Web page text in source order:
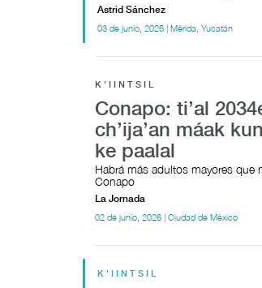
Astrid Sánchez
03 de junio, 2026 | Mérida, Yucatán
K'IINTSIL
Conapo: ti’al
ch’ija’an máak
ke paalal
Habrá más adultos mayores que
Conapo
La Jornada
02 de junio, 2026 | Ciudad de México
K'IINTSIL